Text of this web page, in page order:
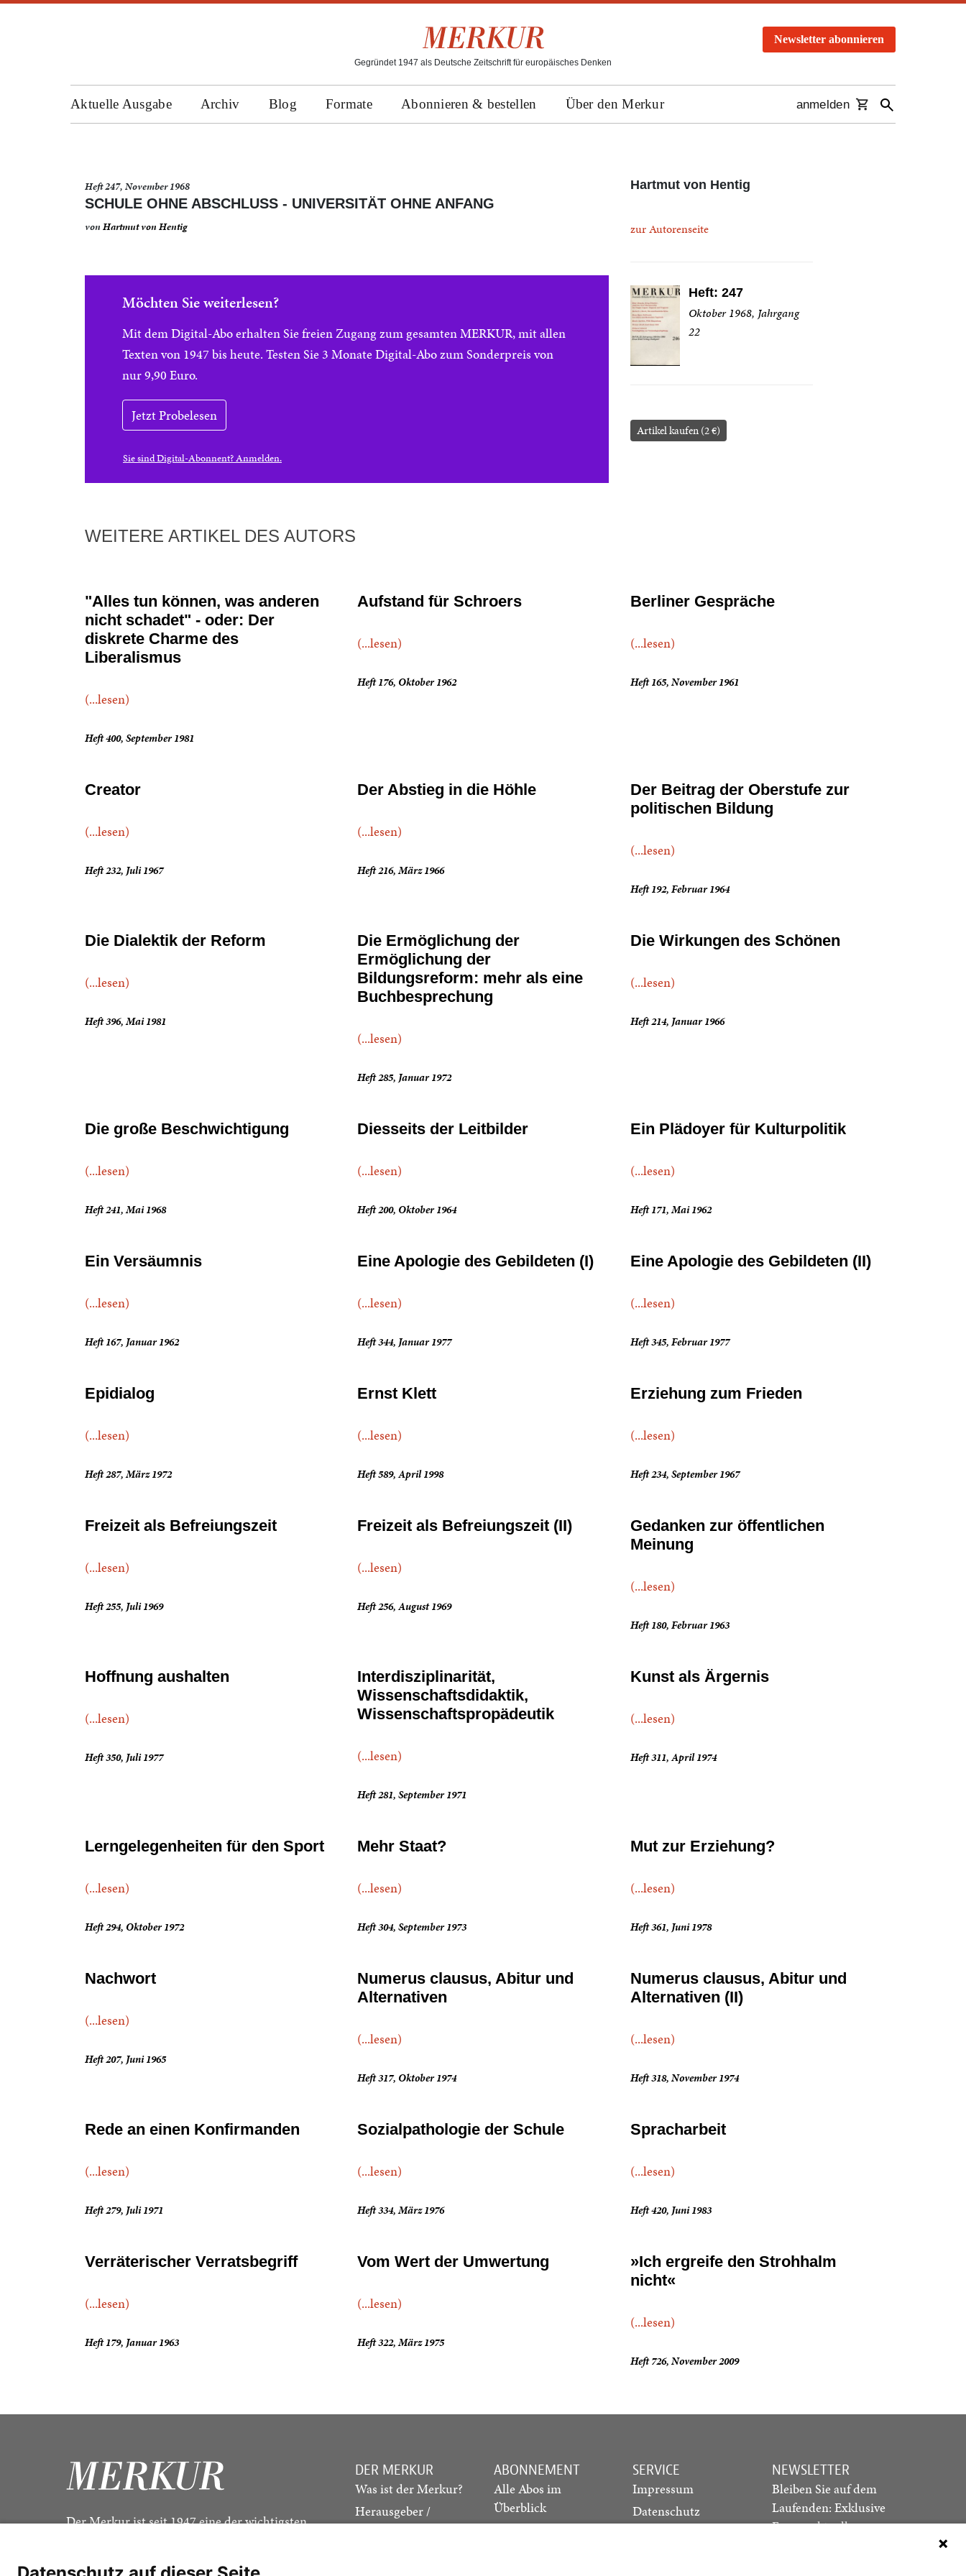
Gegründet 1947 als Deutsche Zeitschrift für europäisches Denken
Newsletter abonnieren
Aktuelle Ausgabe Archiv Blog Formate Abonnieren & bestellen Über den Merkur anmelden
Heft 247, November 1968
SCHULE OHNE ABSCHLUSS - UNIVERSITÄT OHNE ANFANG
vonHartmut von Hentig
Möchten Sie weiterlesen?
Mit dem Digital-Abo erhalten Sie freien Zugang zum gesamten MERKUR, mit allen
Texten von 1947 bis heute. Testen Sie 3 Monate Digital-Abo zum Sonderpreis von
nur 9,90 Euro.
Jetzt Probelesen
Sie sind Digital-Abonnent? Anmelden.
Hartmut von Hentig
zur Autorenseite
Heft: 247
Oktober 1968, Jahrgang
22
Artikel kaufen (2 €)
WEITERE ARTIKEL DES AUTORS
"Alles tun können, was anderen
nicht schadet" - oder: Der
diskrete Charme des
Liberalismus
(...lesen)
Heft 400, September 1981
Aufstand für Schroers
(...lesen)
Heft 176, Oktober 1962
Berliner Gespräche
(...lesen)
Heft 165, November 1961
Creator
(...lesen)
Heft 232, Juli 1967
Der Abstieg in die Höhle
(...lesen)
Heft 216, März 1966
Der Beitrag der Oberstufe zur
politischen Bildung
(...lesen)
Heft 192, Februar 1964
Die Dialektik der Reform
(...lesen)
Heft 396, Mai 1981
Die Ermöglichung der
Ermöglichung der
Bildungsreform: mehr als eine
Buchbesprechung
(...lesen)
Heft 285, Januar 1972
Die Wirkungen des Schönen
(...lesen)
Heft 214, Januar 1966
Die große Beschwichtigung
(...lesen)
Heft 241, Mai 1968
Diesseits der Leitbilder
(...lesen)
Heft 200, Oktober 1964
Ein Plädoyer für Kulturpolitik
(...lesen)
Heft 171, Mai 1962
Ein Versäumnis
(...lesen)
Heft 167, Januar 1962
Eine Apologie des Gebildeten (I)
(...lesen)
Heft 344, Januar 1977
Eine Apologie des Gebildeten (II)
(...lesen)
Heft 345, Februar 1977
Epidialog
(...lesen)
Heft 287, März 1972
Ernst Klett
(...lesen)
Heft 589, April 1998
Erziehung zum Frieden
(...lesen)
Heft 234, September 1967
Freizeit als Befreiungszeit
(...lesen)
Heft 255, Juli 1969
Freizeit als Befreiungszeit (II)
(...lesen)
Heft 256, August 1969
Gedanken zur öffentlichen
Meinung
(...lesen)
Heft 180, Februar 1963
Hoffnung aushalten
(...lesen)
Heft 350, Juli 1977
Interdisziplinarität,
Wissenschaftsdidaktik,
Wissenschaftspropädeutik
(...lesen)
Heft 281, September 1971
Kunst als Ärgernis
(...lesen)
Heft 311, April 1974
Lerngelegenheiten für den Sport
(...lesen)
Heft 294, Oktober 1972
Mehr Staat?
(...lesen)
Heft 304, September 1973
Mut zur Erziehung?
(...lesen)
Heft 361, Juni 1978
Nachwort
(...lesen)
Heft 207, Juni 1965
Numerus clausus, Abitur und
Alternativen
(...lesen)
Heft 317, Oktober 1974
Numerus clausus, Abitur und
Alternativen (II)
(...lesen)
Heft 318, November 1974
Rede an einen Konfirmanden
(...lesen)
Heft 279, Juli 1971
Sozialpathologie der Schule
(...lesen)
Heft 334, März 1976
Spracharbeit
(...lesen)
Heft 420, Juni 1983
Verräterischer Verratsbegriff
(...lesen)
Heft 179, Januar 1963
Vom Wert der Umwertung
(...lesen)
Heft 322, März 1975
»Ich ergreife den Strohhalm
nicht«
(...lesen)
Heft 726, November 2009
Der Merkur ist seit 1947 eine der wichtigsten
DER MERKUR
Was ist der Merkur?
Herausgeber /
Redaktion
ABONNEMENT
Alle Abos im
Überblick
Print-Abo
SERVICE
Impressum
Datenschutz
NEWSLETTER
Bleiben Sie auf dem
Laufenden: Exklusive
Essays, aktuelle